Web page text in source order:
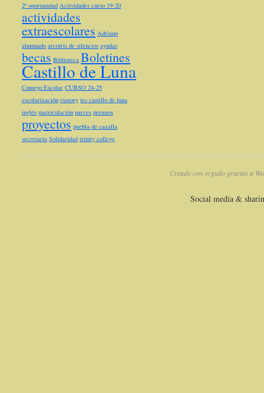
2ª oportunidad Actividades curso 19-20
actividades
extraescolares Adriano
alumnado arcoiris de silencios ayudas
becas Biblioteca Boletines
Castillo de Luna
Consejo Escolar CURSO 24-25
escolarización eustory ies castillo de luna
inglés matriculación parces premios
proyectos puebla de cazalla
secretaría Solidaridad trinity college
Creado con orgullo gracias a
Social media &